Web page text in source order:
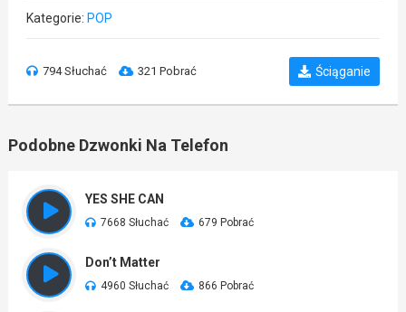
Kategorie: POP
794 Słuchać 321 Pobrać Ściąganie
Podobne Dzwonki Na Telefon
YES SHE CAN
7668 Słuchać 679 Pobrać
Don’t Matter
4960 Słuchać 866 Pobrać